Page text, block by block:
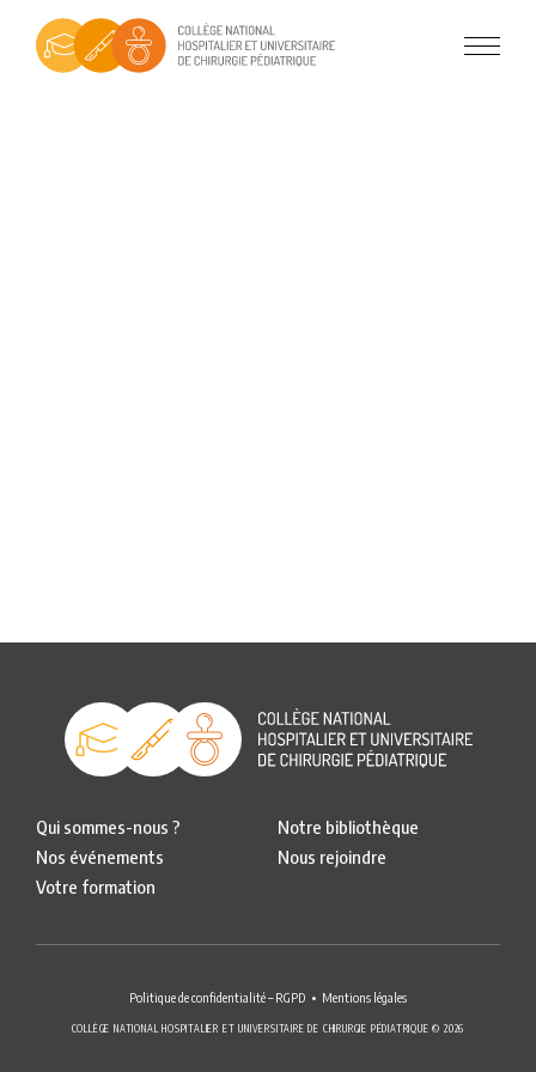
Qui sommes-nous ?
Nos événements
Votre formation
Notre bibliothèque
Nous rejoindre
Politique de confidentialité – RGPD Mentions légales
COLLÈGE NATIONAL HOSPITALIER ET UNIVERSITAIRE DE CHIRURGIE PÉDIATRIQUE © 2026